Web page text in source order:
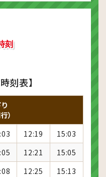
刻
刻表】
）
12:19
15:03
12:21
15:05
12:25
15:13